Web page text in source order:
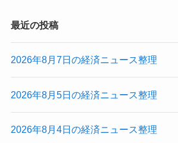
最近の投稿
2026年8月7日の経済ニュース整理
2026年8月5日の経済ニュース整理
2026年8月4日の経済ニュース整理